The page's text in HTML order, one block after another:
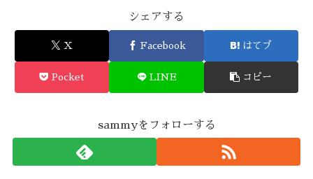
シェアする
X Facebook はてブ
Pocket LINE コピー
sammyをフォローする